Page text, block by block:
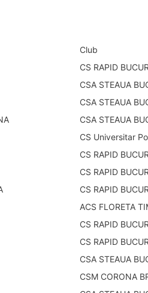
Club
CS RAPID
CSA STEAUA
CSA STEAUA
CSA STEAUA
CS Universitar
CS RAPID
CS RAPID
CS RAPID
ACS FLORETA
CS RAPID
CS RAPID
CSA STEAUA
CSM CORONA